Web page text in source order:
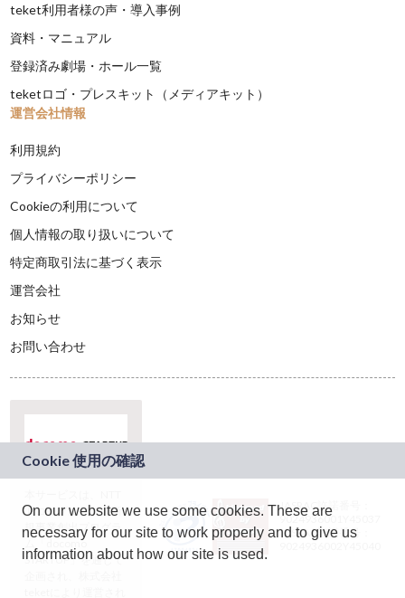
teket利用者様の声・導入事例
資料・マニュアル
登録済み劇場・ホール一覧
teketロゴ・プレスキット（メディアキット）
運営会社情報
利用規約
プライバシーポリシー
Cookieの利用について
個人情報の取り扱いについて
特定商取引法に基づく表示
運営会社
お知らせ
お問い合わせ
ドコモグループの新
規事業創出プログラ
ム「docomo
STARTUP」を通じて
JASRAC許諾番号：
9024936001Y45037
JASRAC許諾番号：
On our website we use some cookies. These are
necessary for our site to work properly and to give us
information about how our site is used.